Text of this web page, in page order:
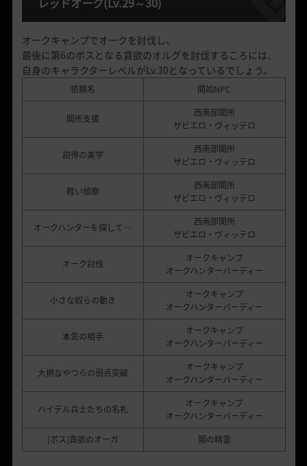
オークキャンプでオークを討伐し、
最後に第6のボスとなる貪欲のオルグを討伐するころには、
自身のキャラクターレベルがLv.30となっているでしょう。
依頼名 開始NPC
関所支援
西南部関所
ザビエロ・ヴィッテロ
説得の美学
西南部関所
ザビエロ・ヴィッテロ
軽い偵察
西南部関所
ザビエロ・ヴィッテロ
オークハンターを探して…
西南部関所
ザビエロ・ヴィッテロ
オーク討伐
オークキャンプ
オークハンターバーディー
小さな奴らの動き
オークキャンプ
オークハンターバーディー
本気の相手
オークキャンプ
オークハンターバーディー
大柄なやつらの弱点突破
オークキャンプ
オークハンターバーディー
ハイデル兵士たちの名札
オークキャンプ
オークハンターバーディー
[ボス]貪欲のオーガ
闇の精霊